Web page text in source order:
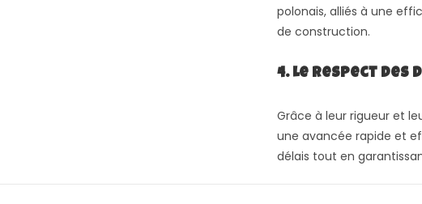
polonais, alliés à une
de construction.
4. Le respect des
Grâce à leur rigueur et
une avancée rapide et
délais tout en